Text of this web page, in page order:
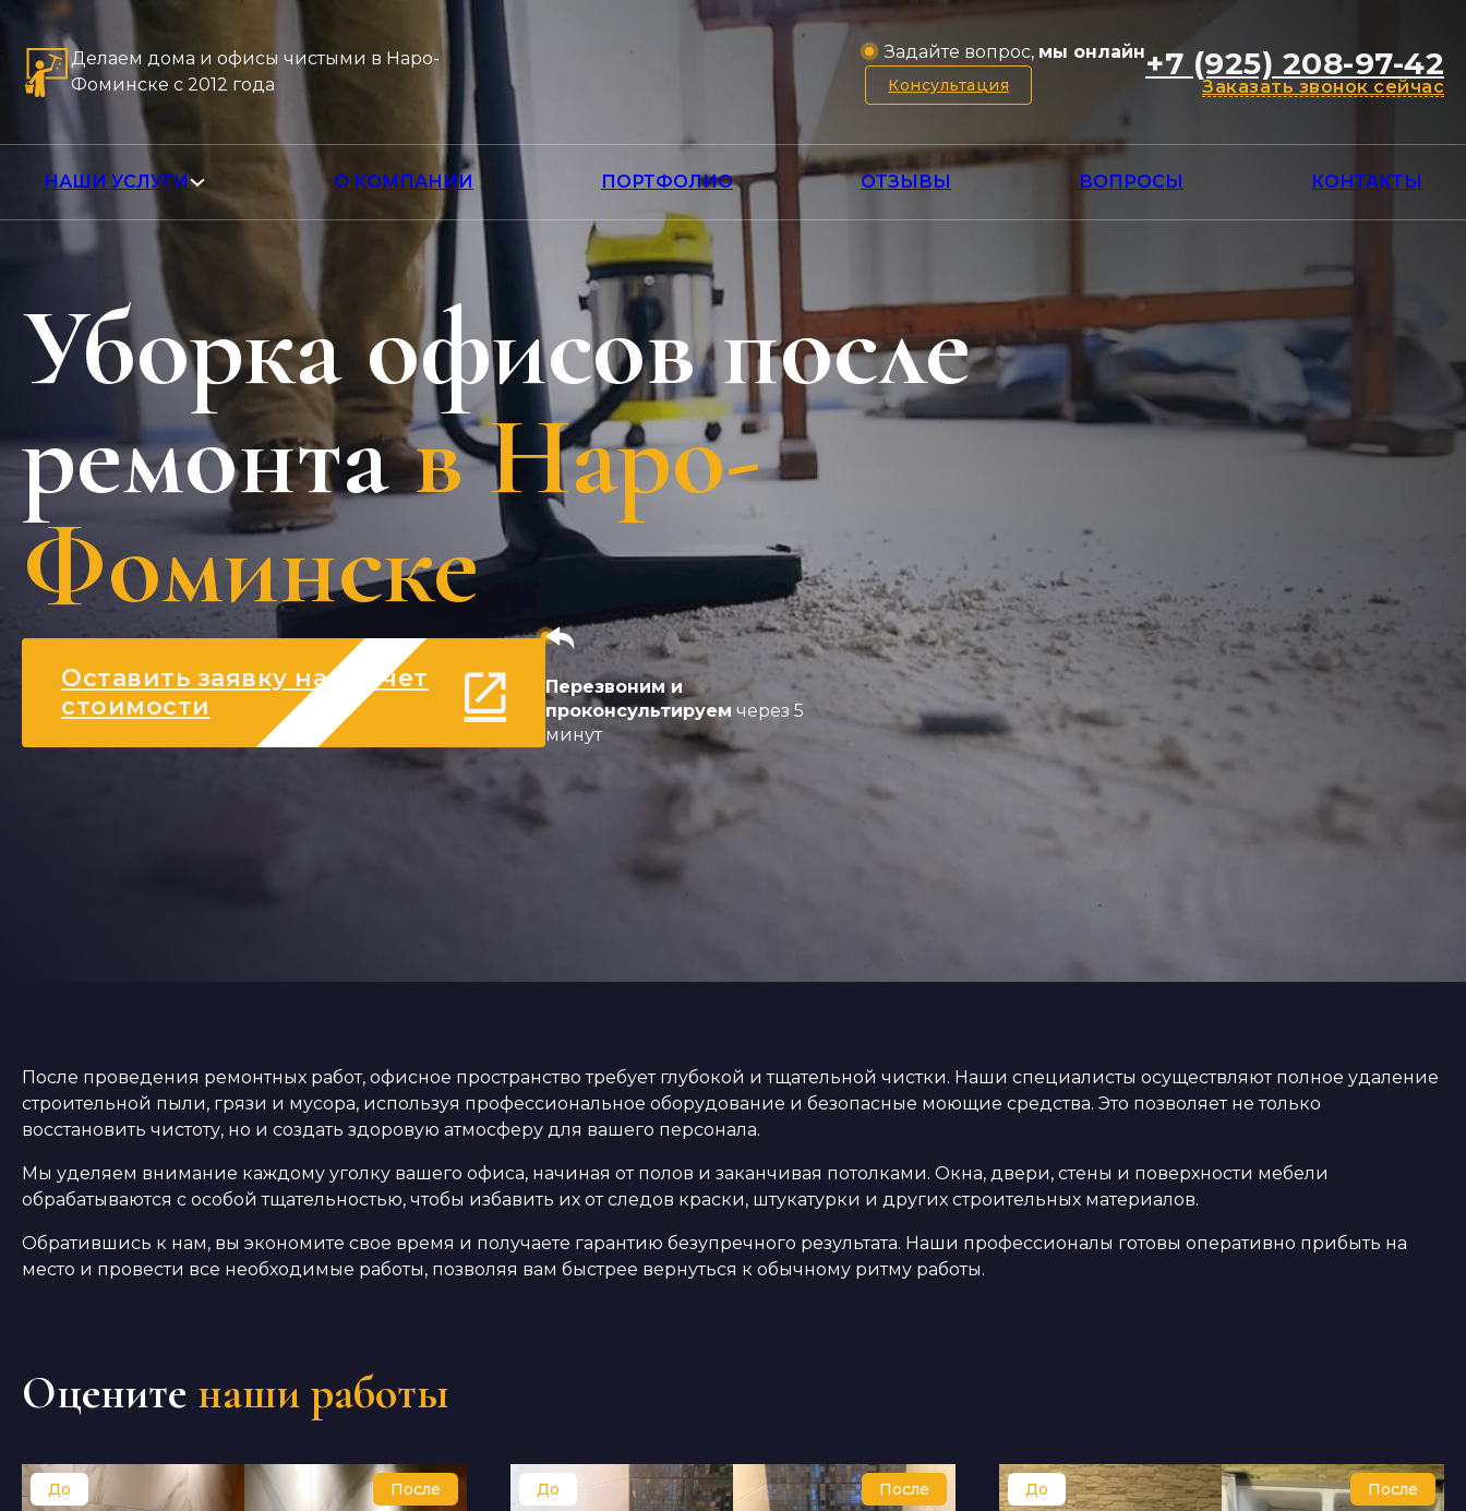
Делаем дома и офисы чистыми в Наро-
Фоминске с 2012 года
Задайте вопрос, мы онлайн
Консультация
+7 (925) 208-97-42
Заказать звонок сейчас
НАШИ УСЛУГИ О КОМПАНИИ ПОРТФОЛИО ОТЗЫВЫ ВОПРОСЫ КОНТАКТЫ
Уборка офисов после
ремонтав Наро-
Фоминске
Оставить заявку на расчет
стоимости
Перезвоним и
проконсультируем через 5
минут
После проведения ремонтных работ, офисное пространство требует глубокой и тщательной чистки. Наши специалисты осуществляют полное удаление
строительной пыли, грязи и мусора, используя профессиональное оборудование и безопасные моющие средства. Это позволяет не только
восстановить чистоту, но и создать здоровую атмосферу для вашего персонала.
Мы уделяем внимание каждому уголку вашего офиса, начиная от полов и заканчивая потолками. Окна, двери, стены и поверхности мебели
обрабатываются с особой тщательностью, чтобы избавить их от следов краски, штукатурки и других строительных материалов.
Обратившись к нам, вы экономите свое время и получаете гарантию безупречного результата. Наши профессионалы готовы оперативно прибыть на
место и провести все необходимые работы, позволяя вам быстрее вернуться к обычному ритму работы.
Оцените наши работы